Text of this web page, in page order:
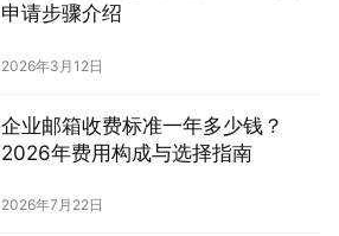
申请步骤介绍
2026年3月12日
企业邮箱收费标准一年多少钱？
2026年费用构成与选择指南
2026年7月22日